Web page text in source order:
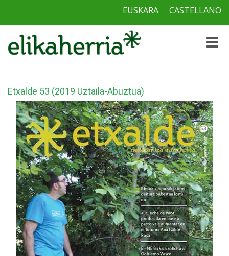
EUSKARA CASTELLANO
Toggle
Etxalde 53 (2019 Uztaila-Abuztua)